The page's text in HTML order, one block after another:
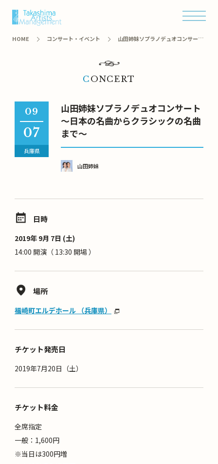
HOME コンサート・イベント
山田姉妹ソプラノデュオコンサート
CONCERT
山田姉妹ソプラノデュオコンサート
～日本の名曲からクラシックの名曲
まで～
山田姉妹
09
07
兵庫県
日時
2019年 9月 7日 (土)
14:00 開演（ 13:30 開場 ）
場所
福崎町エルデホール （兵庫県）
チケット発売日
2019年7月20日（土）
チケット料金
全席指定
一般：1,600円
※当日は300円増